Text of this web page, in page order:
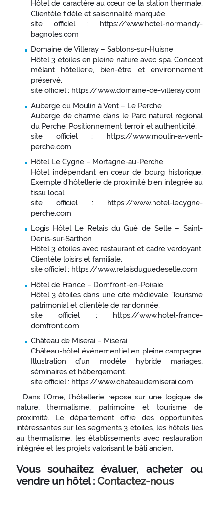
Hôtel de caractère au cœur de la station thermale.
Clientèle fidèle et saisonnalité marquée.
site officiel : https://www.hotel-normandy-
bagnoles.com
Domaine de Villeray – Sablons-sur-Huisne
Hôtel 3 étoiles en pleine nature avec spa. Concept
mêlant hôtellerie, bien-être et environnement
préservé.
site officiel : https://www.domaine-de-villeray.com
Auberge du Moulin à Vent – Le Perche
Auberge de charme dans le Parc naturel régional
du Perche. Positionnement terroir et authenticité.
site officiel : https://www.moulin-a-vent-
perche.com
Hôtel Le Cygne – Mortagne-au-Perche
Hôtel indépendant en cœur de bourg historique.
Exemple d’hôtellerie de proximité bien intégrée au
tissu local.
site officiel : https://www.hotel-lecygne-
perche.com
Logis Hôtel Le Relais du Gué de Selle – Saint-
Denis-sur-Sarthon
Hôtel 3 étoiles avec restaurant et cadre verdoyant.
Clientèle loisirs et familiale.
site officiel : https://www.relaisduguedeselle.com
Hôtel de France – Domfront-en-Poiraie
Hôtel 3 étoiles dans une cité médiévale. Tourisme
patrimonial et clientèle de randonnée.
site officiel : https://www.hotel-france-
domfront.com
Château de Miserai – Miserai
Château-hôtel événementiel en pleine campagne.
Illustration d’un modèle hybride mariages,
séminaires et hébergement.
site officiel : https://www.chateaudemiserai.com
Dans l’Orne, l’hôtellerie repose sur une logique de
nature, thermalisme, patrimoine et tourisme de
proximité. Le département offre des opportunités
intéressantes sur les segments 3 étoiles, les hôtels liés
au thermalisme, les établissements avec restauration
intégrée et les projets valorisant le bâti ancien.
Vous souhaitez évaluer, acheter ou
vendre un hôtel : Contactez-nous